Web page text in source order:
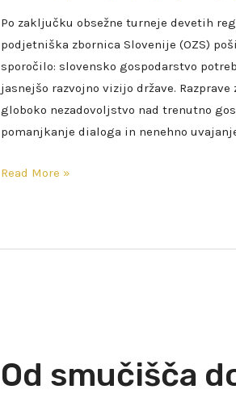
Po zaključku obsežne turneje devetih
podjetniška zbornica Slovenije (OZS)
sporočilo: slovensko gospodarstvo
jasnejšo razvojno vizijo države.
globoko nezadovoljstvo nad trenutno
pomanjkanje dialoga in nenehno
Read More »
Od smučišča